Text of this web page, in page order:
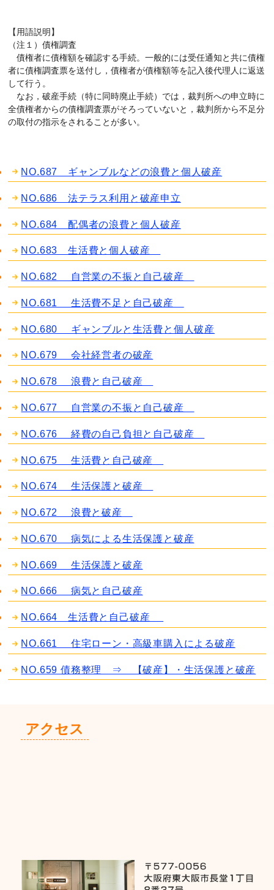
【用語説明】
（注１）債権調査
債権者に債権額を確認する手続。一般的には受任通知と共に債権
者に債権調査票を送付し，債権者が債権額等を記入後代理人に返送
して行う。
なお，破産手続（特に同時廃止手続）では，裁判所への申立時に
全債権者からの債権調査票がそろっていないと，裁判所から不足分
の取付の指示をされることが多い。
NO.687 ギャンブルなどの浪費と個人破産
NO.686 法テラス利用と破産申立
NO.684 配偶者の浪費と個人破産
NO.683 生活費と個人破産
NO.682 自営業の不振と自己破産
NO.681 生活費不足と自己破産
NO.680 ギャンブルと生活費と個人破産
NO.679 会社経営者の破産
NO.678 浪費と自己破産
NO.677 自営業の不振と自己破産
NO.676 経費の自己負担と自己破産
NO.675 生活費と自己破産
NO.674 生活保護と破産
NO.672 浪費と破産
NO.670 病気による生活保護と破産
NO.669 生活保護と破産
NO.666 病気と自己破産
NO.664 生活費と自己破産
NO.661 住宅ローン・高級車購入による破産
NO.659 債務整理 ⇒ 【破産】・生活保護と破産
アクセス